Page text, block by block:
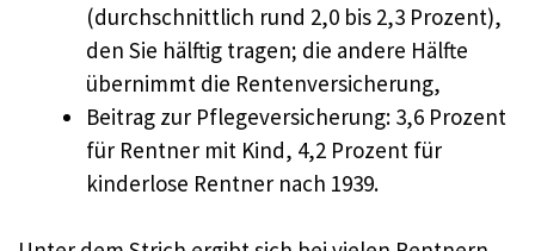
(durchschnittlich rund 2,0 bis 2,3 Prozent),
den Sie hälftig tragen; die andere Hälfte
übernimmt die Rentenversicherung,
Beitrag zur Pflegeversicherung: 3,6 Prozent
für Rentner mit Kind, 4,2 Prozent für
kinderlose Rentner nach 1939.